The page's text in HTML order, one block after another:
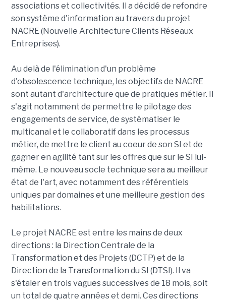
associations et collectivités. Il a décidé de refondre
son système d'information au travers du projet
NACRE (Nouvelle Architecture Clients Réseaux
Entreprises).
Au delà de l'élimination d'un problème
d'obsolescence technique, les objectifs de NACRE
sont autant d'architecture que de pratiques métier. Il
s'agit notamment de permettre le pilotage des
engagements de service, de systématiser le
multicanal et le collaboratif dans les processus
métier, de mettre le client au coeur de son SI et de
gagner en agilité tant sur les offres que sur le SI lui-
même. Le nouveau socle technique sera au meilleur
état de l'art, avec notamment des référentiels
uniques par domaines et une meilleure gestion des
habilitations.
Le projet NACRE est entre les mains de deux
directions : la Direction Centrale de la
Transformation et des Projets (DCTP) et de la
Direction de la Transformation du SI (DTSI). Il va
s'étaler en trois vagues successives de 18 mois, soit
un total de quatre années et demi. Ces directions